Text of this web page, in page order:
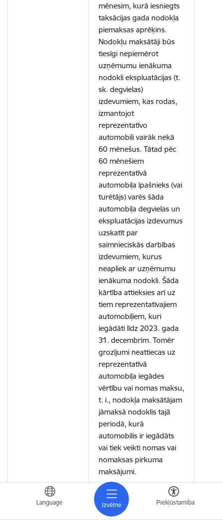
Izvēlne
Language Piekļūstamība
mēnesim, kurā iesniegts
taksācijas gada nodokļa
piemaksas aprēķins.
Nodokļu maksātāji būs
tiesīgi nepiemērot
uzņēmumu ienākuma
nodokli ekspluatācijas (t.
sk. degvielas)
izdevumiem, kas rodas,
izmantojot
reprezentatīvo
automobili vairāk nekā
60 mēnešus. Tātad pēc
60 mēnešiem
reprezentatīvā
automobiļa īpašnieks (vai
turētājs) varēs šāda
automobiļa degvielas un
ekspluatācijas izdevumus
uzskatīt par
saimnieciskās darbības
izdevumiem, kurus
neapliek ar uzņēmumu
ienākuma nodokli. Šāda
kārtība attieksies arī uz
tiem reprezentatīvajiem
automobiļiem, kuri
iegādāti līdz 2023. gada
31. decembrim. Tomēr
grozījumi neattiecas uz
reprezentatīvā
automobiļa iegādes
vērtību vai nomas maksu,
t. i., nodokļa maksātājam
jāmaksā nodoklis tajā
periodā, kurā
automobilis ir iegādāts
vai tiek veikti nomas vai
nomaksas pirkuma
maksājumi.
Līdz 2024. gada 31.
decembrim pagarināts
pārejas periods, kad